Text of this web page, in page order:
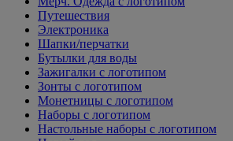
Путешествия
Электроника
Шапки/перчатки
Бутылки для воды
Зажигалки с логотипом
Зонты с логотипом
Монетницы с логотипом
Наборы с логотипом
Настольные наборы с логотипом